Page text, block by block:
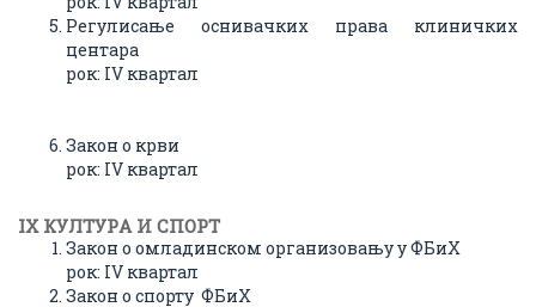
Регулисање оснивачких права клиничких
центара
рок: IV квартал
Закон о крви
рок: IV квартал
IX КУЛТУРA И СПОРТ
Закон о омладинском организовању у ФБиХ
рок: IV квартал
Закон о спорту ФБиХ